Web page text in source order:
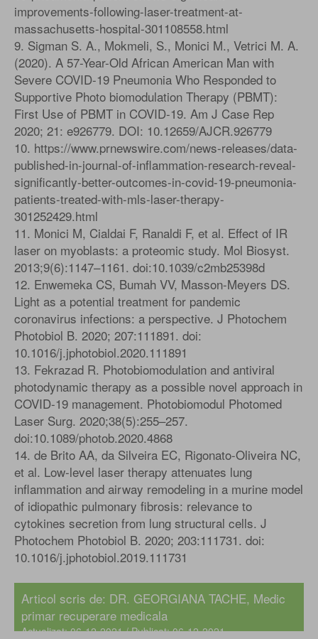
improvements-following-laser-treatment-at-
massachusetts-hospital-301108558.html
9. Sigman S. A., Mokmeli, S., Monici M., Vetrici M. A.
(2020). A 57-Year-Old African American Man with
Severe COVID-19 Pneumonia Who Responded to
Supportive Photo biomodulation Therapy (PBMT):
First Use of PBMT in COVID-19. Am J Case Rep
2020; 21: e926779. DOI: 10.12659/AJCR.926779
10. https://www.prnewswire.com/news-releases/data-
published-in-journal-of-inflammation-research-reveal-
significantly-better-outcomes-in-covid-19-pneumonia-
patients-treated-with-mls-laser-therapy-
301252429.html
11. Monici M, Cialdai F, Ranaldi F, et al. Effect of IR
laser on myoblasts: a proteomic study. Mol Biosyst.
2013;9(6):1147–1161. doi:10.1039/c2mb25398d
12. Enwemeka CS, Bumah VV, Masson-Meyers DS.
Light as a potential treatment for pandemic
coronavirus infections: a perspective. J Photochem
Photobiol B. 2020; 207:111891. doi:
10.1016/j.jphotobiol.2020.111891
13. Fekrazad R. Photobiomodulation and antiviral
photodynamic therapy as a possible novel approach in
COVID-19 management. Photobiomodul Photomed
Laser Surg. 2020;38(5):255–257.
doi:10.1089/photob.2020.4868
14. de Brito AA, da Silveira EC, Rigonato-Oliveira NC,
et al. Low-level laser therapy attenuates lung
inflammation and airway remodeling in a murine model
of idiopathic pulmonary fibrosis: relevance to
cytokines secretion from lung structural cells. J
Photochem Photobiol B. 2020; 203:111731. doi:
10.1016/j.jphotobiol.2019.111731
Articol scris de: DR. GEORGIANA TACHE, Medic
primar recuperare medicala
Actualizat: 06-12-2021 / Publicat: 06-12-2021